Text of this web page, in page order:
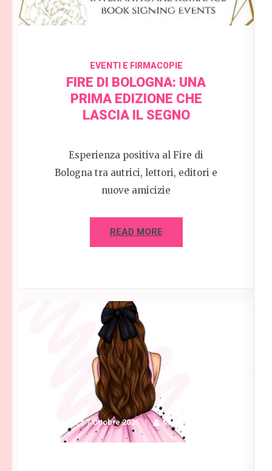
20 Ottobre 2025 Alessandro
EVENTI E FIRMACOPIE
FIRE DI BOLOGNA: UNA
PRIMA EDIZIONE CHE
LASCIA IL SEGNO
Esperienza positiva al Fire di
Bologna tra autrici, lettori, editori e
nuove amicizie
READ MORE
7 Ottobre 2025 Misaki C.